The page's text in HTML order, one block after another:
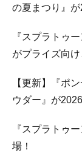
の夏まつり』が
『スプラトゥ
がプライズ向
【更新】『ポ
ウダー』が
『スプラトゥ
場！